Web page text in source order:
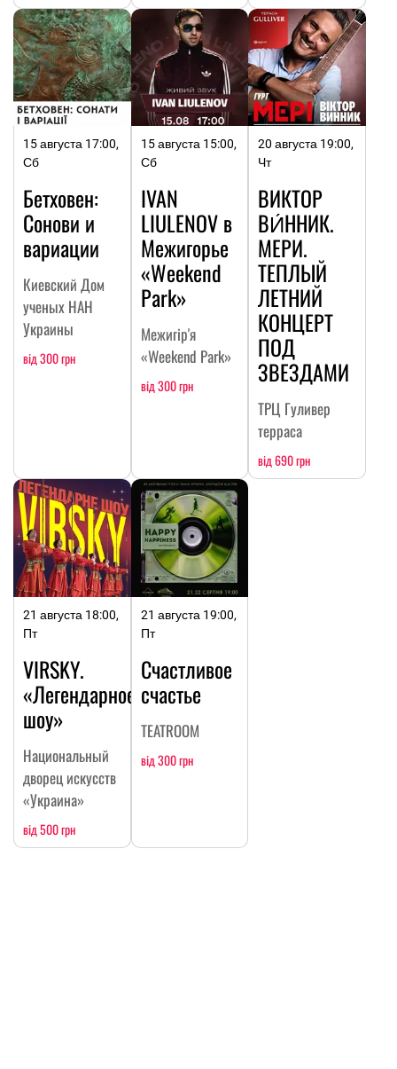
15 августа 17:00,
Сб
Бетховен:
Сонови и
вариации
Киевский Дом
ученых НАН
Украины
від 300 грн
15 августа 15:00,
Сб
IVAN
LIULENOV в
Межигорье
«Weekend
Park»
Межигір'я
«Weekend Park»
від 300 грн
20 августа 19:00,
Чт
ВИКТОР
ВИ́ННИК.
МЕРИ.
ТЕПЛЫЙ
ЛЕТНИЙ
КОНЦЕРТ
ПОД
ЗВЕЗДАМИ
ТРЦ Гуливер
терраса
від 690 грн
21 августа 18:00,
Пт
VIRSKY.
«Легендарное
шоу»
Национальный
дворец искусств
«Украина»
від 500 грн
21 августа 19:00,
Пт
Счастливое
счастье
TEATROOM
від 300 грн